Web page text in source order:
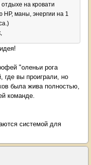
на кровати
НР, маны, энергии на 1
"оленьи рога
где вы проиграли, но
была жива полностью,
команде.
системой для